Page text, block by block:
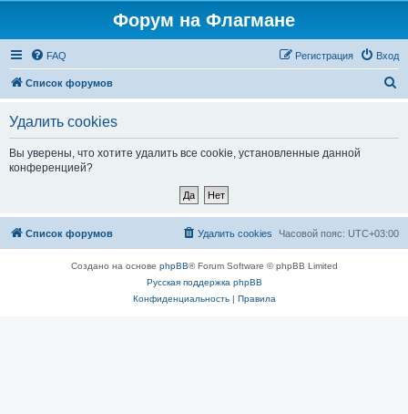
Форум на Флагмане
FAQ Вход
Регистрация
Список форумов
Удалить cookies
Вы уверены, что хотите удалить все cookie, установленные данной
конференцией?
Список форумов Часовой пояс: UTC+03:00
Удалить cookies
Создано на основе phpBB® Forum Software © phpBB Limited
Русская поддержка phpBB
Конфиденциальность| Правила